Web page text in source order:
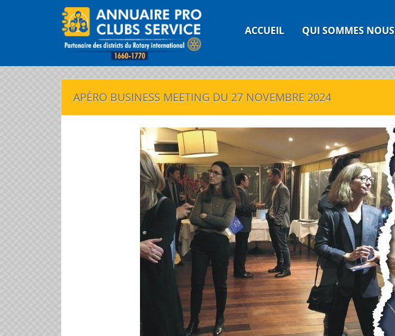
ACCUEIL QUI SOMMES NOUS
APÉRO BUSINESS MEETING DU 27 NOVEMBRE 2024